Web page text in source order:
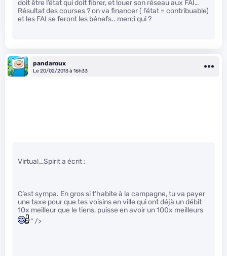
doit être l’état qui doit fibrer, et louer son réseau aux FAI…
Résultat des courses ? on va financer ( l’état = contribuable)
et les FAI se feront les bénefs.. merci qui ?
pandaroux
Le 20/02/2013 à 16h33
Virtual_Spirit a écrit :
C’est sympa. En gros si t’habite à la campagne, tu va payer
une taxe pour que tes voisins en ville qui ont déjà un débit
10x meilleur que le tiens, puisse en avoir un 100x meilleurs
" />